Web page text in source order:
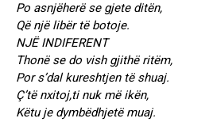
Po asnjëherë se gjete ditën,
Që një libër të botoje.
NJË INDIFERENT
Thonë se do vish gjithë ritëm,
Por s’dal kureshtjen të shuaj.
Ç’të nxitoj,ti nuk më ikën,
Këtu je dymbëdhjetë muaj.